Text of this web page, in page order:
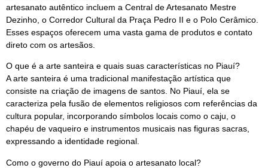
artesanato autêntico incluem a Central de Artesanato Mestre
Dezinho, o Corredor Cultural da Praça Pedro II e o Polo Cerâmico.
Esses espaços oferecem uma vasta gama de produtos e contato
direto com os artesãos.
O que é a arte santeira e quais suas características no Piauí?
A arte santeira é uma tradicional manifestação artística que
consiste na criação de imagens de santos. No Piauí, ela se
caracteriza pela fusão de elementos religiosos com referências da
cultura popular, incorporando símbolos locais como o caju, o
chapéu de vaqueiro e instrumentos musicais nas figuras sacras,
expressando a identidade regional.
Como o governo do Piauí apoia o artesanato local?